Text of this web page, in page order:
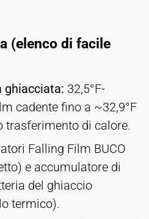
(elenco di facile
ghiacciata: 32,5°F-
cadente fino a ~32,9°F
trasferimento di calore.
Falling Film BUCO
e accumulatore di
del ghiaccio
termico).